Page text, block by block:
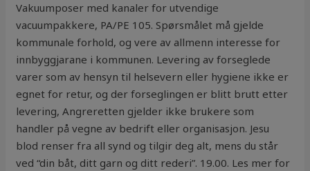
Vakuumposer med kanaler for utvendige
vacuumpakkere, PA/PE 105. Spørsmålet må gjelde
kommunale forhold, og vere av allmenn interesse for
innbyggjarane i kommunen. Levering av forseglede
varer som av hensyn til helsevern eller hygiene ikke er
egnet for retur, og der forseglingen er blitt brutt etter
levering, Angreretten gjelder ikke brukere som
handler på vegne av bedrift eller organisasjon. Jesu
blod renser fra all synd og tilgir deg alt, mens du står
ved “din båt, ditt garn og ditt rederi”. 19.00. Les mer for